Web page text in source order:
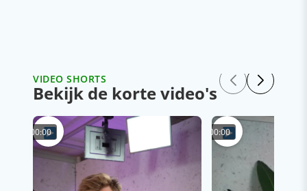
VIDEO SHORTS
Bekijk de korte video's
00:00 00:00